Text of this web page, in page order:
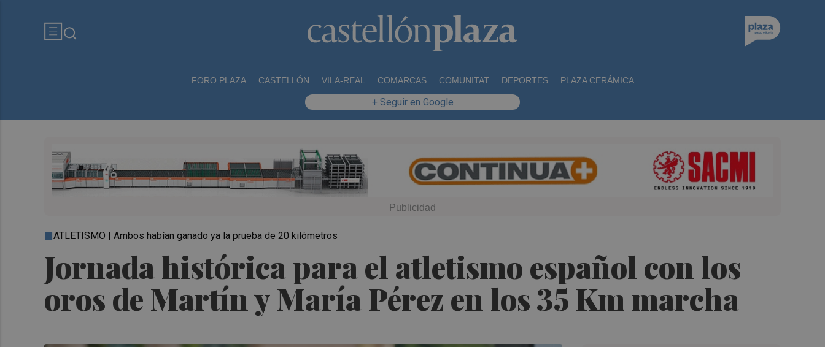
FORO PLAZA CASTELLÓN VILA-REAL COMARCAS COMUNITAT DEPORTES PLAZA CERÁMICA
+ Seguir en Google
Jornada histórica para el atletismo español con los
oros de Martín y María Pérez en los 35 Km marcha
ATLETISMO | Ambos habían ganado ya la prueba de 20 kilómetros